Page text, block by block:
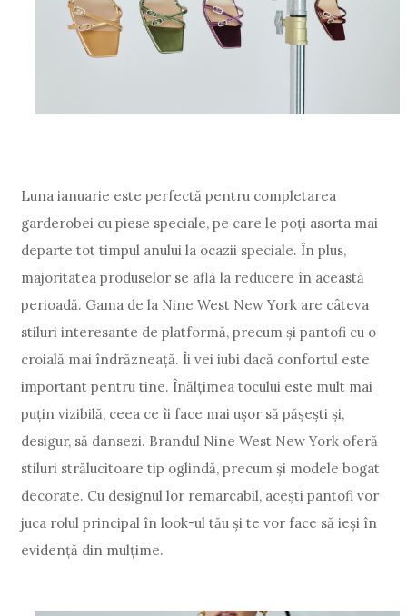
Luna ianuarie este perfectă pentru completarea
garderobei cu piese speciale, pe care le poți asorta mai
departe tot timpul anului la ocazii speciale. În plus,
majoritatea produselor se află la reducere în această
perioadă. Gama de la Nine West New York are câteva
stiluri interesante de platformă, precum și pantofi cu o
croială mai îndrăzneață. Îi vei iubi dacă confortul este
important pentru tine. Înălțimea tocului este mult mai
puțin vizibilă, ceea ce îi face mai ușor să pășești și,
desigur, să dansezi. Brandul Nine West New York oferă
stiluri strălucitoare tip oglindă, precum și modele bogat
decorate. Cu designul lor remarcabil, acești pantofi vor
juca rolul principal în look-ul tău și te vor face să ieși în
evidență din mulțime.